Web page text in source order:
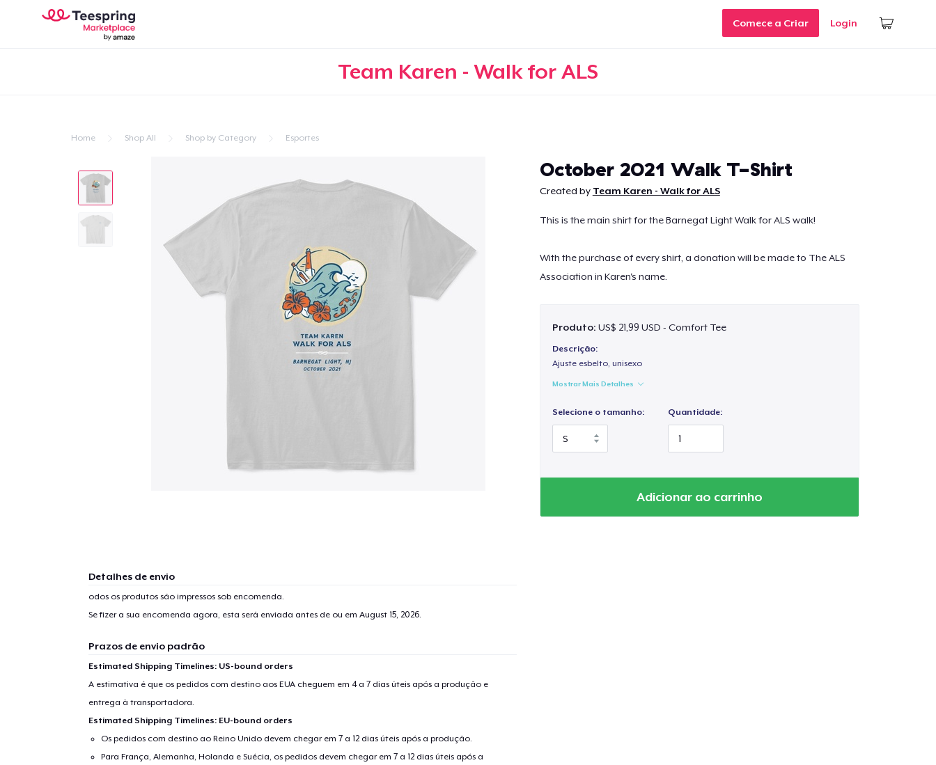
Comece a Criar Login
Team Karen - Walk for ALS
Home Shop All Shop by Category Esportes
October 2021 Walk T-Shirt
Created by Team Karen - Walk for ALS
This is the main shirt for the Barnegat Light Walk for ALS walk!
With the purchase of every shirt, a donation will be made to The ALS
Association in Karen's name.
Produto: US$ 21,99 USD - Comfort Tee
Descrição:
Ajuste esbelto, unisexo
Mostrar Mais Detalhes
Selecione o tamanho: Quantidade:
Adicionar ao carrinho
Detalhes de envio
odos os produtos são impressos sob encomenda.
Se fizer a sua encomenda agora, esta será enviada antes de ou em August 15, 2026.
Prazos de envio padrão
Estimated Shipping Timelines: US-bound orders
A estimativa é que os pedidos com destino aos EUA cheguem em 4 a 7 dias úteis após a produção e
entrega à transportadora.
Estimated Shipping Timelines: EU-bound orders
Os pedidos com destino ao Reino Unido devem chegar em 7 a 12 dias úteis após a produção.
Para França, Alemanha, Holanda e Suécia, os pedidos devem chegar em 7 a 12 dias úteis após a